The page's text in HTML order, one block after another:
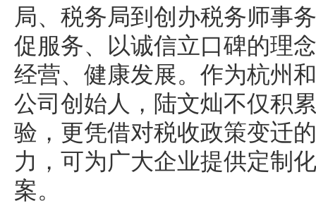
局、税务局到创办税务师事
促服务、以诚信立口碑的理
经营、健康发展。作为杭州
公司创始人，陆文灿不仅积
验，更凭借对税收政策变迁
力，可为广大企业提供定制
案。